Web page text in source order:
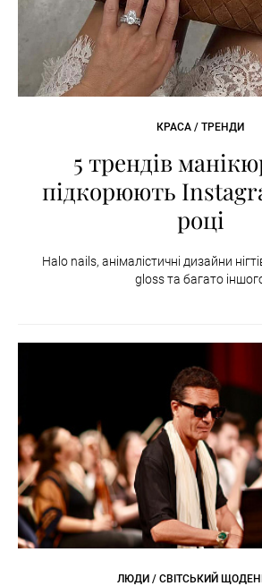
КРАСА / ТРЕНДИ
5 трендів
підкорюють
році
Halo nails, анімалістичні дизайни
gloss та багато
ЛЮДИ / СВІТСЬКИЙ